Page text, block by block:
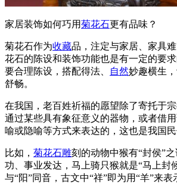
家居装饰如何巧用菊花石更有品味？
菊花石作为收藏品，注定与家居、家具
花石的陈设和装饰功能也是有一定的要
要合理陈设，搭配得法、
自然妙趣横生
舒畅。
在我国，老百姓祈福的愿望除了寄托于
通过某些具有象征意义的器物，或者借用
喻或隐喻等方式来表达的，这也是我国
比如， 菊花石雕刻的动物中猴有“封侯”
功、事业发达，马上骑只猴就是“马上封
与“阳”同音，古文中“祥”即为用“羊”来表